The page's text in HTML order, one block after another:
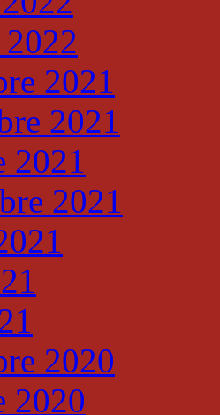
2021
2021
2021
2021
2020
2020